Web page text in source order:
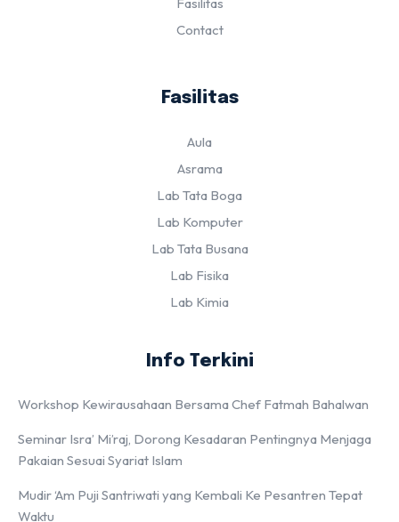
Fasilitas
Contact
Fasilitas
Aula
Asrama
Lab Tata Boga
Lab Komputer
Lab Tata Busana
Lab Fisika
Lab Kimia
Info Terkini
Workshop Kewirausahaan Bersama Chef Fatmah Bahalwan
Seminar Isra’ Mi’raj, Dorong Kesadaran Pentingnya Menjaga
Pakaian Sesuai Syariat Islam
Mudir ‘Am Puji Santriwati yang Kembali Ke Pesantren Tepat
Waktu